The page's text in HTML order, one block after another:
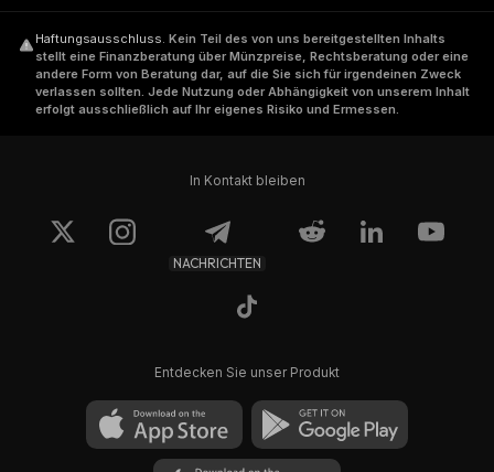
Haftungsausschluss. Kein Teil des von uns bereitgestellten Inhalts
stellt eine Finanzberatung über Münzpreise, Rechtsberatung oder eine
andere Form von Beratung dar, auf die Sie sich für irgendeinen Zweck
verlassen sollten. Jede Nutzung oder Abhängigkeit von unserem Inhalt
erfolgt ausschließlich auf Ihr eigenes Risiko und Ermessen.
In Kontakt bleiben
NACHRICHTEN
Entdecken Sie unser Produkt